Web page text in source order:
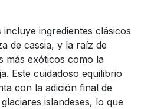
ingredientes clásicos
de cassia, y la raíz de
más exóticos como la
Este cuidadoso equilibrio
con la adición final de
islandeses, lo que